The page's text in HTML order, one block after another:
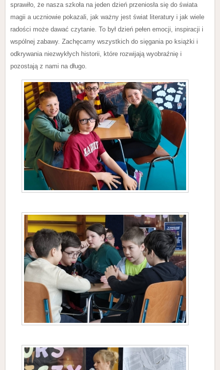
sprawiło, że nasza szkoła na jeden dzień przeniosła się do świata
magii a uczniowie pokazali, jak ważny jest świat literatury i jak wiele
radości może dawać czytanie. To był dzień pełen emocji, inspiracji i
wspólnej zabawy. Zachęcamy wszystkich do sięgania po książki i
odkrywania niezwykłych historii, które rozwijają wyobraźnię i
pozostają z nami na długo.